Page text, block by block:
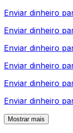
Enviar dinheiro
Enviar dinheiro
Enviar dinheiro
Enviar dinheiro
Enviar dinheiro
Enviar dinheiro
Mostrar mais